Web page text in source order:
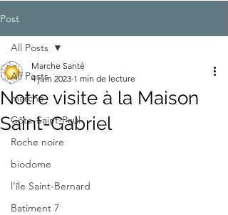
Post
All Posts
marche
Côte-Saint-Paul
Roche noire
biodome
l’île Saint-Bernard
Batiment 7
All Posts
Notre visite à la Maison
Saint-Gabriel
Marche Santé
4 juin 2023 1 min de lecture